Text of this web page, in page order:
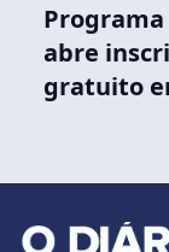
abre
gratuito